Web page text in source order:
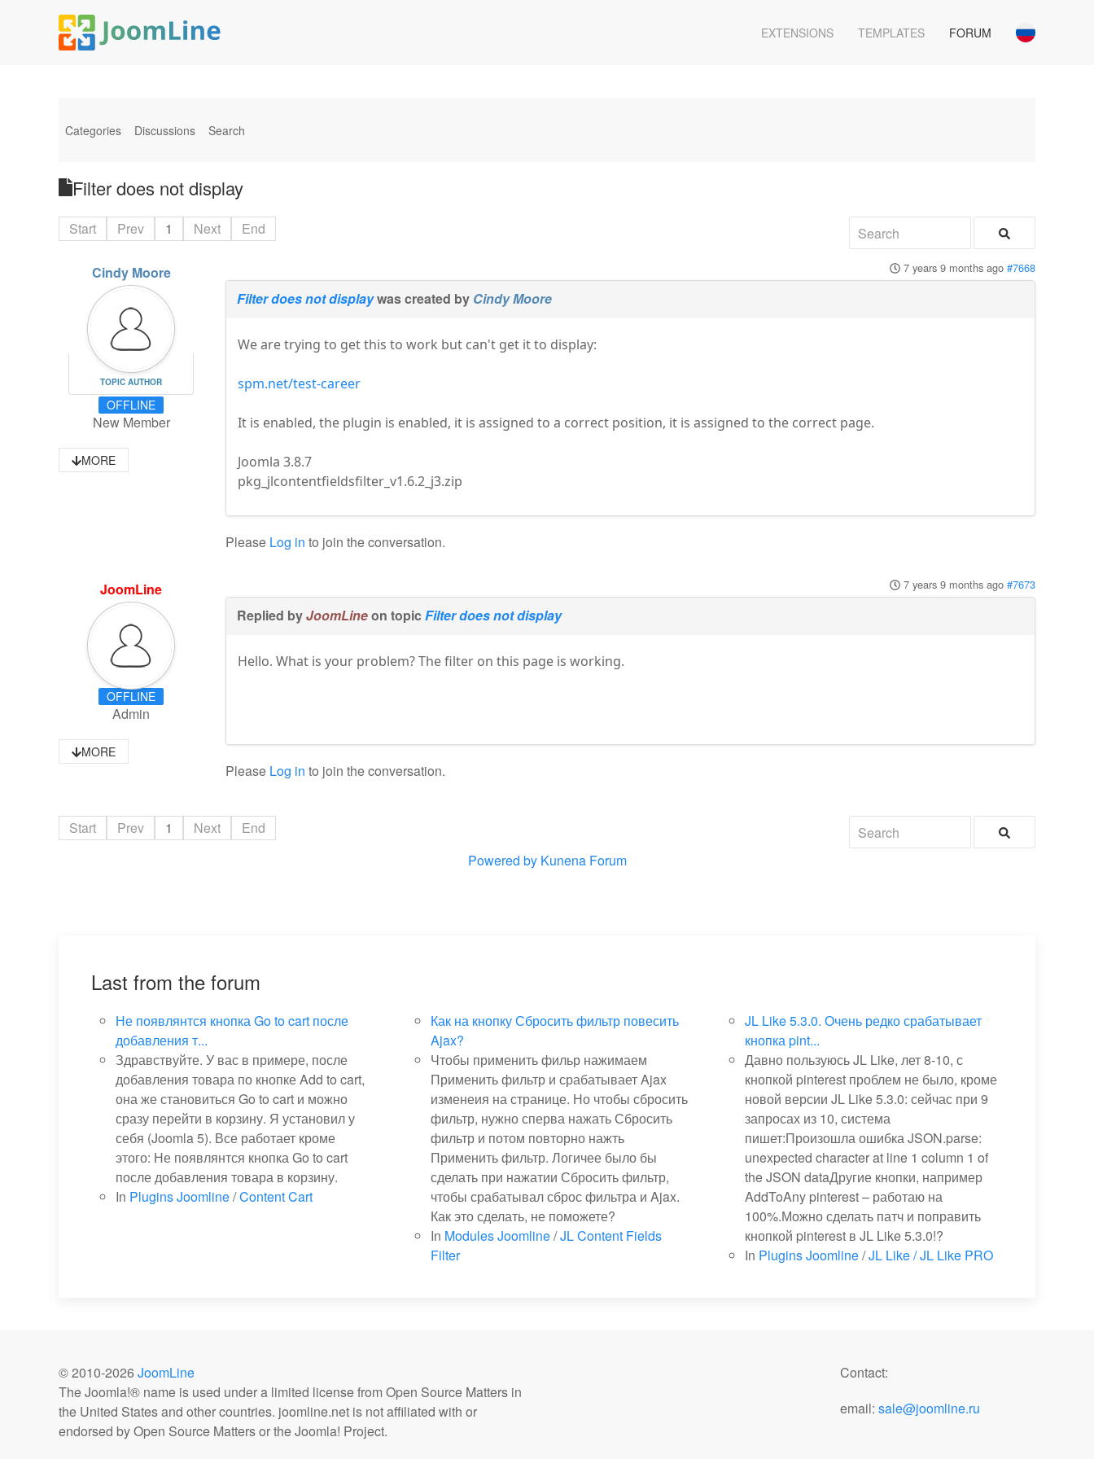
EXTENSIONS TEMPLATES FORUM
Categories Discussions Search
Filter does not display
Start Prev 1 Next End
Cindy Moore
TOPIC AUTHOR
OFFLINE
New Member
MORE
7 years 9 months ago #7668
Filter does not displaywas created by Cindy Moore
We are trying to get this to work but can't get it to display:
spm.net/test-career
It is enabled, the plugin is enabled, it is assigned to a correct position, it is assigned to the correct page.
Joomla 3.8.7
pkg_jlcontentfieldsfilter_v1.6.2_j3.zip
Please Log in to join the conversation.
JoomLine
OFFLINE
Admin
MORE
7 years 9 months ago #7673
Replied byJoomLineon topicFilter does not display
Hello. What is your problem? The filter on this page is working.
Please Log in to join the conversation.
Start Prev 1 Next
End
Powered by Kunena Forum
Last from the forum
Не появлянтся кнопка Go to cart после
добавления т...
Здравствуйте. У вас в примере, после
добавления товара по кнопке Add to cart,
она же становиться Go to cart и можно
сразу перейти в корзину. Я установил у
себя (Joomla 5). Все работает кроме
этого: Не появлянтся кнопка Go to cart
после добавления товара в корзину.
In Plugins Joomline/Content Cart
Как на кнопку Сбросить фильтр повесить
Ajax?
Чтобы применить фильр нажимаем
Применить фильтр и срабатывает Ajax
изменеия на странице. Но чтобы сбросить
фильтр, нужно сперва нажать Сбросить
фильтр и потом повторно нажть
Применить фильтр. Логичее было бы
сделать при нажатии Сбросить фильтр,
чтобы срабатывал сброс фильтра и Ajax.
Как это сделать, не поможете?
In Modules Joomline/JL Content Fields
Filter
JL Like 5.3.0. Очень редко срабатывает
кнопка pint...
Давно пользуюсь JL Like, лет 8-10, с
кнопкой pinterest проблем не было, кроме
новой версии JL Like 5.3.0: сейчас при 9
запросах из 10, система
пишет:Произошла ошибка JSON.parse:
unexpected character at line 1 column 1 of
the JSON dataДругие кнопки, например
AddToAny pinterest – работаю на
100%.Можно сделать патч и поправить
кнопкой pinterest в JL Like 5.3.0!?
In Plugins Joomline/JL Like / JL Like PRO
© 2010-2026 JoomLine
The Joomla!® name is used under a limited license from Open Source Matters in
the United States and other countries. joomline.net is not affiliated with or
endorsed by Open Source Matters or the Joomla! Project.
Contact:
email: sale@joomline.ru